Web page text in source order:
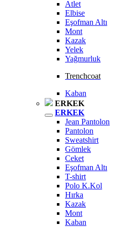
Atlet
Elbise
Eşofman Altı
Mont
Kazak
Yelek
Yağmurluk
Trenchcoat
Kaban
ERKEK
ERKEK
Jean Pantolon
Pantolon
Sweatshirt
Gömlek
Ceket
Eşofman Altı
T-shirt
Polo K.Kol
Hırka
Kazak
Mont
Kaban